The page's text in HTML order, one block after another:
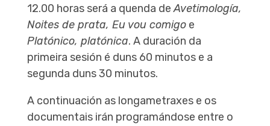
12.00 horas será a quenda deAvetimología,
Noites de prata, Eu vou comigoe
Platónico, platónica. A duración da
primeira sesión é duns 60 minutos e a
segunda duns 30 minutos.
A continuación as longametraxes e os
documentais irán programándose entre o